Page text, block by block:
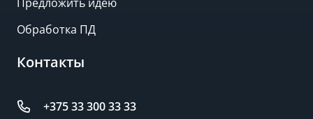
Обработка ПД
Контакты
+375 33 300 33 33